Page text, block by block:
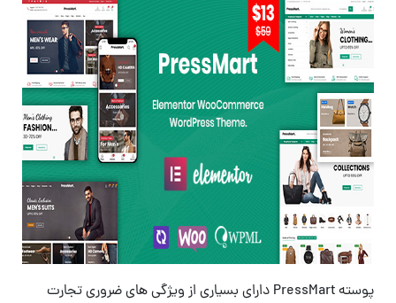
پوسته PressMart دارای بسیاری از ویژگی های ضروری تجارت